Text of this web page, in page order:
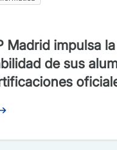
Madrid impulsa la
de sus